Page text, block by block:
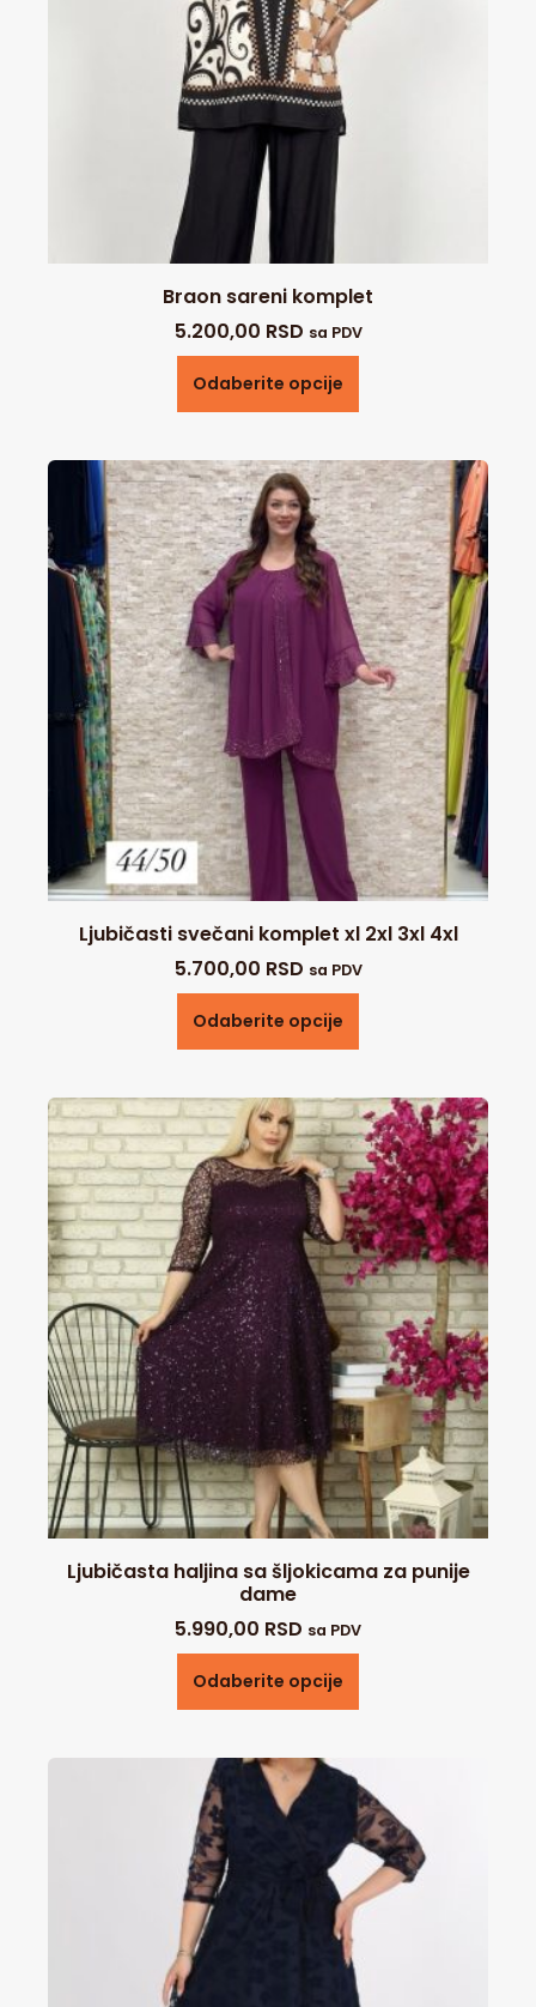
Braon sareni komplet
5.200,00 RSD sa PDV
Odaberite opcije
Ljubičasti svečani komplet xl 2xl 3xl 4xl
5.700,00 RSD sa PDV
Odaberite opcije
Ljubičasta haljina sa šljokicama za punije
dame
5.990,00 RSD sa PDV
Odaberite opcije